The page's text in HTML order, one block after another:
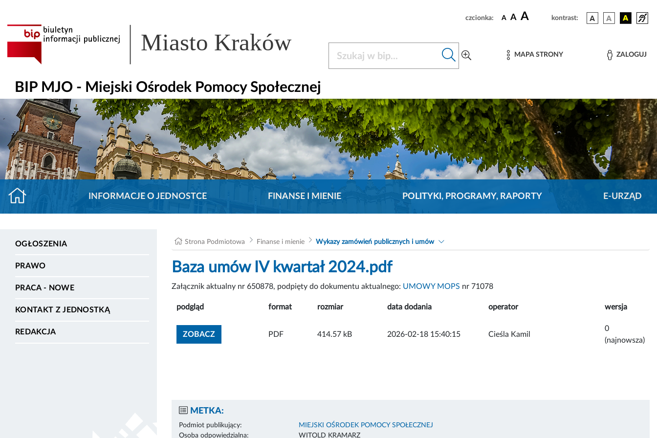
czcionka: A A A kontrast:
Miasto Kraków MAPA STRONY ZALOGUJ
BIP MJO - Miejski Ośrodek Pomocy Społecznej
INFORMACJE O JEDNOSTCE FINANSE I MIENIE POLITYKI, PROGRAMY, RAPORTY E-URZĄD
OGŁOSZENIA
PRAWO
PRACA - NOWE
KONTAKT Z JEDNOSTKĄ
REDAKCJA
Strona Podmiotowa Finanse i mienie Wykazy zamówień publicznych i umów
Baza umów IV kwartał 2024.pdf
Załącznik aktualny nr 650878, podpięty do dokumentu aktualnego: UMOWY MOPS nr 71078
podgląd format rozmiar data dodania operator wersja
ZOBACZZOBACZ ZAŁĄCZNIK
PDF 414.57 kB 2026-02-18 15:40:15 Cieśla Kamil
0
(najnowsza)
METKA:
Podmiot publikujący:
MIEJSKI OŚRODEK POMOCY SPOŁECZNEJ
Osoba odpowiedzialna:
WITOLD KRAMARZ